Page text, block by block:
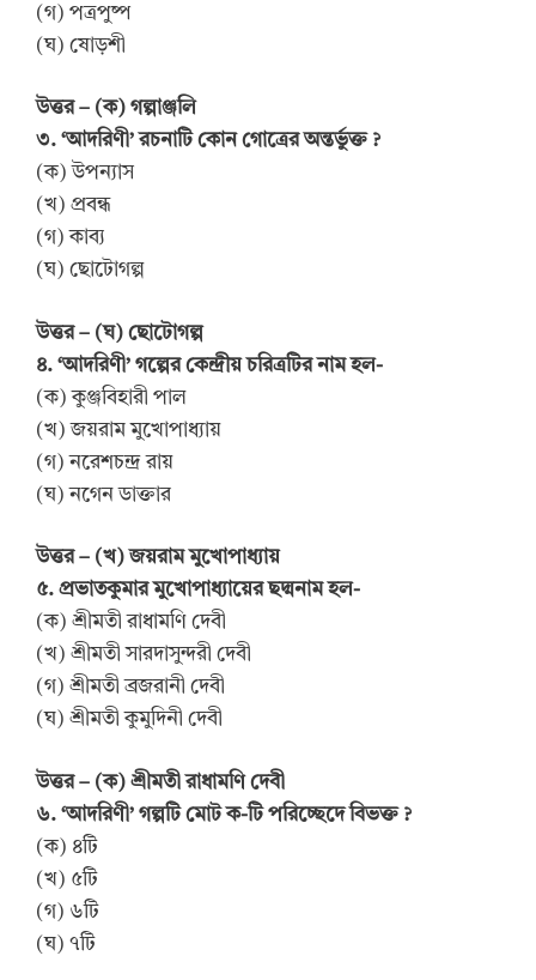
(গ) পত্রপুষ্প
(ঘ) ষোড়শী
উত্তর – (ক) গল্পাঞ্জলি
৩. ‘আদরিণী’ রচনাটি কোন গোত্রের অন্তর্ভুক্ত ?
(ক) উপন্যাস
(খ) প্রবন্ধ
(গ) কাব্য
(ঘ) ছোটোগল্প
উত্তর – (ঘ) ছোটোগল্প
৪. ‘আদরিণী’ গল্পের কেন্দ্রীয় চরিত্রটির নাম হল-
(ক) কুঞ্জবিহারী পাল
(খ) জয়রাম মুখোপাধ্যায়
(গ) নরেশচন্দ্র রায়
(ঘ) নগেন ডাক্তার
উত্তর – (খ) জয়রাম মুখোপাধ্যায়
৫. প্রভাতকুমার মুখোপাধ্যায়ের ছদ্মনাম হল-
(ক) শ্রীমতী রাধামণি দেবী
(খ) শ্রীমতী সারদাসুন্দরী দেবী
(গ) শ্রীমতী ব্রজরানী দেবী
(ঘ) শ্রীমতী কুমুদিনী দেবী
উত্তর – (ক) শ্রীমতী রাধামণি দেবী
৬. ‘আদরিণী’ গল্পটি মোট ক-টি পরিচ্ছেদে বিভক্ত ?
(ক) ৪টি
(খ) ৫টি
(গ) ৬টি
(ঘ) ৭টি